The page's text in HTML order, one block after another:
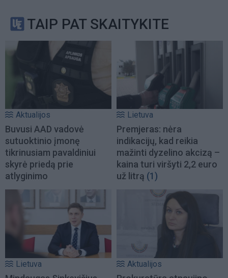
TAIP PAT SKAITYKITE
Aktualijos
Buvusi AAD vadovė
sutuoktinio įmonę
tikrinusiam pavaldiniui
skyrė priedą prie
atlyginimo
Lietuva
Premjeras: nėra
indikacijų, kad reikia
mažinti dyzelino akcizą –
kaina turi viršyti 2,2 euro
už litrą (1)
Lietuva Aktualijos